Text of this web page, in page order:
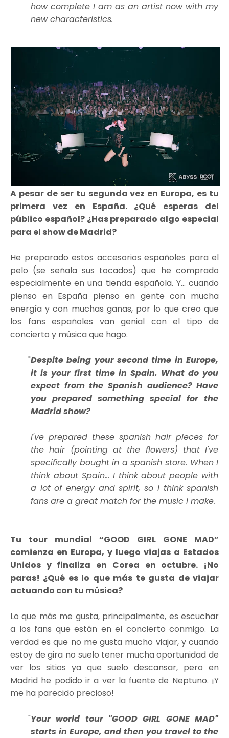
how complete I am as an artist now with my
new characteristics.
A pesar de ser tu segunda vez en Europa, es tu
primera vez en España. ¿Qué esperas del
público español? ¿Has preparado algo especial
para el show de Madrid?
He preparado estos accesorios españoles para el
pelo (se señala sus tocados) que he comprado
especialmente en una tienda española. Y... cuando
pienso en España pienso en gente con mucha
energía y con muchas ganas, por lo que creo que
los fans españoles van genial con el tipo de
concierto y música que hago.
Despite being your second time in Europe,
it is your first time in Spain. What do you
expect from the Spanish audience? Have
you prepared something special for the
Madrid show?
I've prepared these spanish hair pieces for
the hair (pointing at the flowers) that I've
specifically bought in a spanish store. When I
think about Spain... I think about people with
a lot of energy and spirit, so I think spanish
fans are a great match for the music I make.
Tu tour mundial “GOOD GIRL GONE MAD”
comienza en Europa, y luego viajas a Estados
Unidos y finaliza en Corea en octubre. ¡No
paras! ¿Qué es lo que más te gusta de viajar
actuando con tu música?
Lo que más me gusta, principalmente, es escuchar
a los fans que están en el concierto conmigo. La
verdad es que no me gusta mucho viajar, y cuando
estoy de gira no suelo tener mucha oportunidad de
ver los sitios ya que suelo descansar, pero en
Madrid he podido ir a ver la fuente de Neptuno. ¡Y
me ha parecido precioso!
Your world tour "GOOD GIRL GONE MAD"
starts in Europe, and then you travel to the